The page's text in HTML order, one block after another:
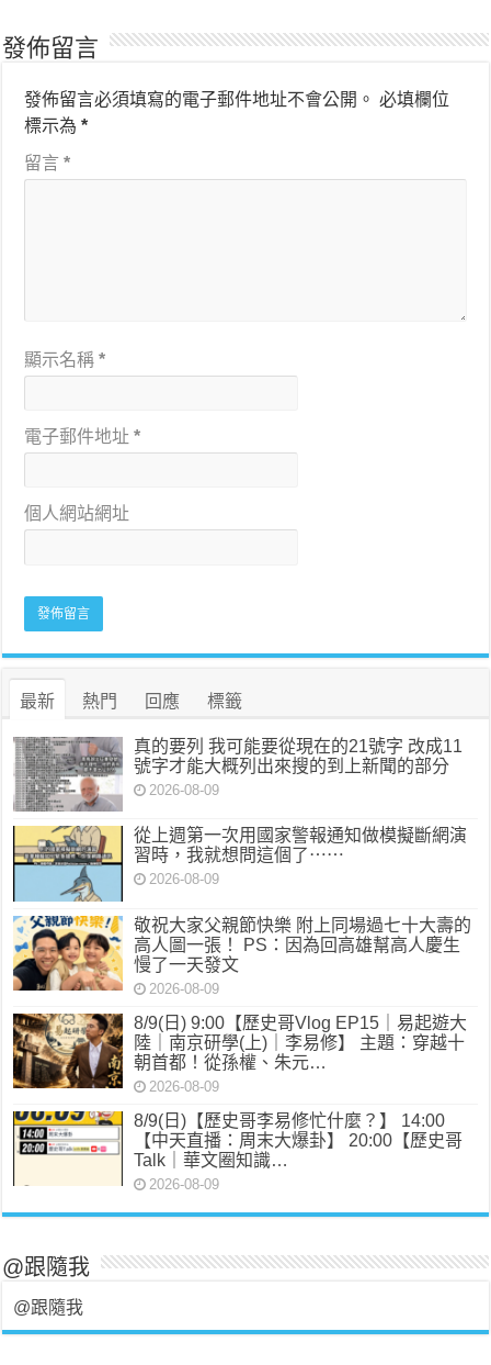
發佈留言
發佈留言必須填寫的電子郵件地址不會公開。 必填欄位
標示為*
留言*
顯示名稱*
電子郵件地址*
個人網站網址
最新 熱門 回應 標籤
真的要列 我可能要從現在的21號字 改成11
號字才能大概列出來搜的到上新聞的部分
2026-08-09
從上週第一次用國家警報通知做模擬斷網演
習時，我就想問這個了⋯⋯
2026-08-09
敬祝大家父親節快樂 附上同場過七十大壽的
高人圖一張！ PS：因為回高雄幫高人慶生
慢了一天發文
2026-08-09
8/9(日) 9:00【歷史哥Vlog EP15｜易起遊大
陸｜南京研學(上)｜李易修】 主題：穿越十
朝首都！從孫權、朱元…
2026-08-09
8/9(日)【歷史哥李易修忙什麼？】 14:00
【中天直播：周末大爆卦】 20:00【歷史哥
Talk｜華文圈知識…
2026-08-09
@跟隨我
@跟隨我